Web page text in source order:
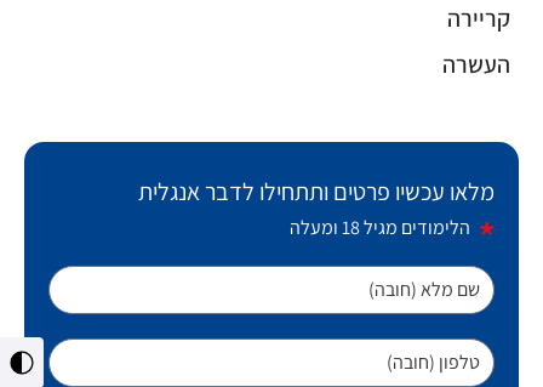
קריירה
העשרה
מלאו עכשיו פרטים ותתחילו לדבר אנגלית
הלימודים מגיל 18 ומעלה
שם מלא (חובה)
טלפון (חובה)